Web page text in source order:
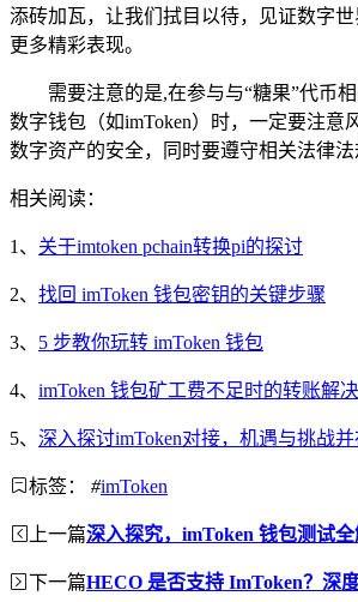
添砖加瓦，让我们拭目以待，见证数字
更多精彩表现。
需要注意的是,在参与与“糖果”代币
数字钱包（如imToken）时，一定要注意
数字资产的安全，同时要遵守相关法律法
相关阅读：
1、 关于imtoken pchain转换pi的探讨
2、 找回 imToken 钱包密钥的关键步骤
3、 5 步教你玩转 imToken 钱包
4、 imToken 钱包矿工费不足时的转账解
5、 深入探讨imToken对接，机遇与挑战
标签： #imToken
上一篇深入探究，imToken 钱包测试
下一篇HECO 是否支持 ImToken？深